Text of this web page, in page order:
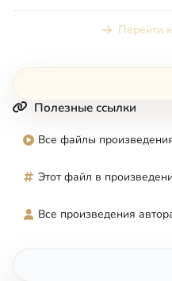
Перейти
Полезные ссылки
Все файлы
Этот файл в
Все произведения